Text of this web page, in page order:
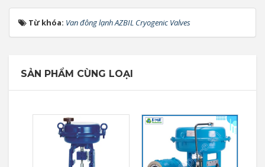
Từ khóa: Van đông lạnh AZBIL Cryogenic Valves
SẢN PHẨM CÙNG LOẠI